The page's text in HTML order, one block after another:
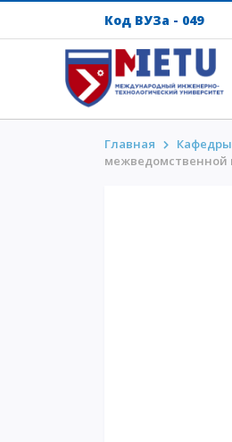
Меньше 50
Код ВУЗа - 049
Главная Кафедры
межведомственной